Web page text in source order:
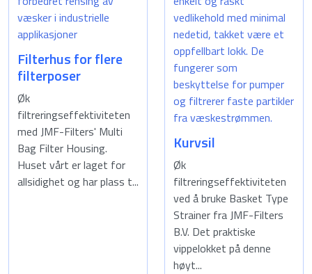
Filterhus for flere
filterposer
Øk
filtreringseffektiviteten
med JMF-Filters' Multi
Bag Filter Housing.
Huset vårt er laget for
allsidighet og har plass t...
Kurvsil
Øk
filtreringseffektiviteten
ved å bruke Basket Type
Strainer fra JMF-Filters
B.V. Det praktiske
vippelokket på denne
høyt...